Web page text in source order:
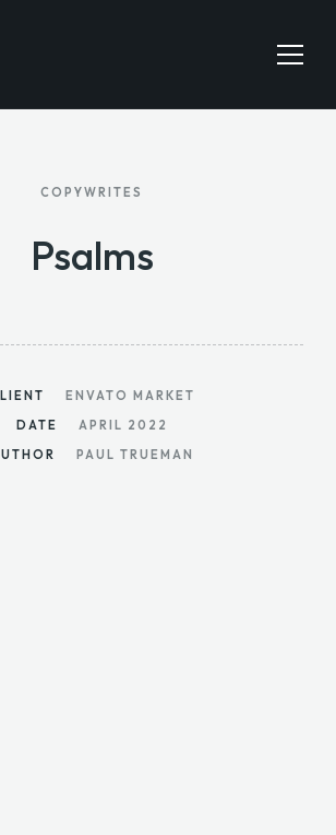
HOME
COPYWRITES
Psalms
ENVATO MARKET
DATE
APRIL 2022
PAUL TRUEMAN